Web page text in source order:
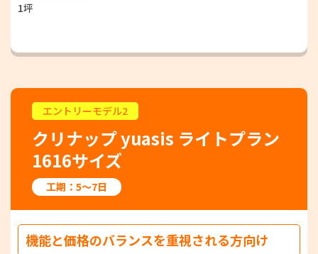
1坪
エントリーモデル2
クリナップ yuasis ライトプラン
1616サイズ
工期：5～7日
機能と価格のバランスを重視される方向け